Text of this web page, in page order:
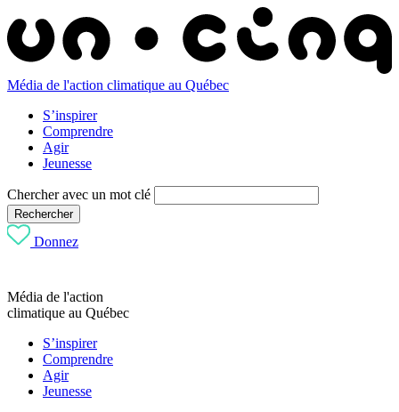
Média de l'action climatique au Québec
S’inspirer
Comprendre
Agir
Jeunesse
Chercher avec un mot clé
Rechercher
Donnez
Média de l'action
climatique au Québec
S’inspirer
Comprendre
Agir
Jeunesse